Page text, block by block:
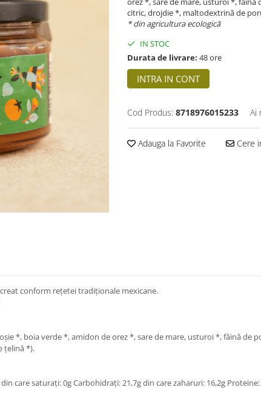
citric, drojdie *, maltodextrină de
* din agricultura ecologică
IN STOC
Durata de livrare: 48 ore
INTRA IN CONT
Cod Produs: 8718976015233 Ai
Adauga la Favorite Cere
conform rețetei tradiționale mexicane.
*, boia verde *, amidon de orez *, sare de mare, usturoi *, făină de
țelină *).
care saturați: 0g Carbohidrați: 21,7g din care zaharuri: 16,2g Proteine: